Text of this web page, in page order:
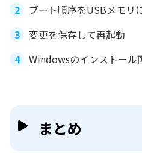
ブート順序をUSBメモリ
変更を保存して再起動
Windowsのインストール
まとめ